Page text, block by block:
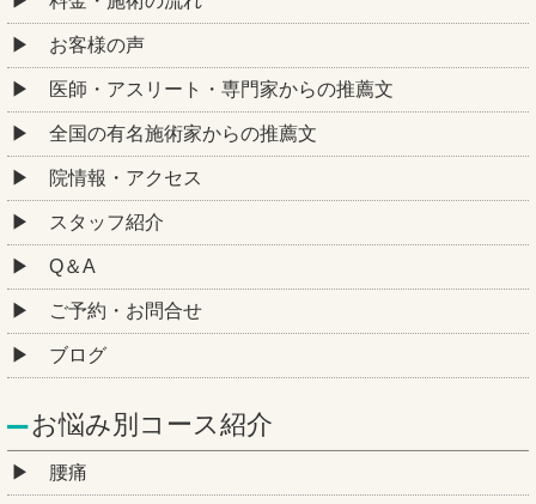
お客様の声
医師・アスリート・専門家からの推薦文
全国の有名施術家からの推薦文
院情報・アクセス
スタッフ紹介
Q＆A
ご予約・お問合せ
ブログ
お悩み別コース紹介
腰痛